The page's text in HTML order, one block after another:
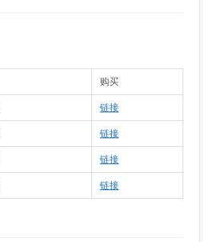
购买
链接
链接
链接
链接